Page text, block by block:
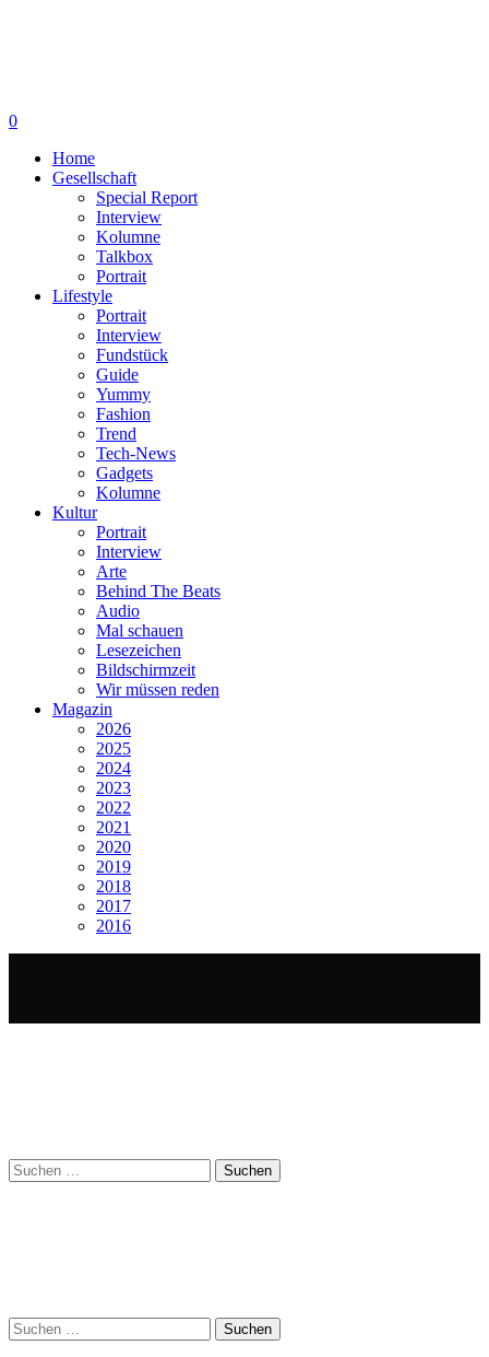
0
Home
Gesellschaft
Special Report
Interview
Kolumne
Talkbox
Portrait
Lifestyle
Portrait
Interview
Fundstück
Guide
Yummy
Fashion
Trend
Tech-News
Gadgets
Kolumne
Kultur
Portrait
Interview
Arte
Behind The Beats
Audio
Mal schauen
Lesezeichen
Bildschirmzeit
Wir müssen reden
Magazin
2026
2025
2024
2023
2022
2021
2020
2019
2018
2017
2016
Suchen
nach:
Suchen
nach: